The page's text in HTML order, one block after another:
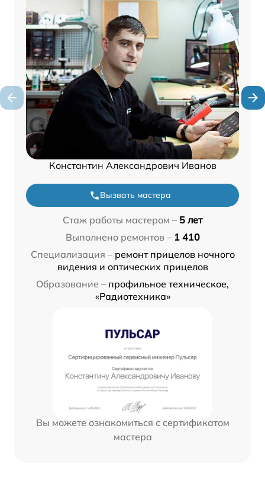
Константин Александрович Иванов
Вызвать мастера
Стаж работы мастером – 5 лет
Выполнено ремонтов – 1 410
Специализация – ремонт прицелов ночного
видения и оптических прицелов
Образование – профильное техническое,
«Радиотехника»
Вы можете ознакомиться с сертификатом
мастера